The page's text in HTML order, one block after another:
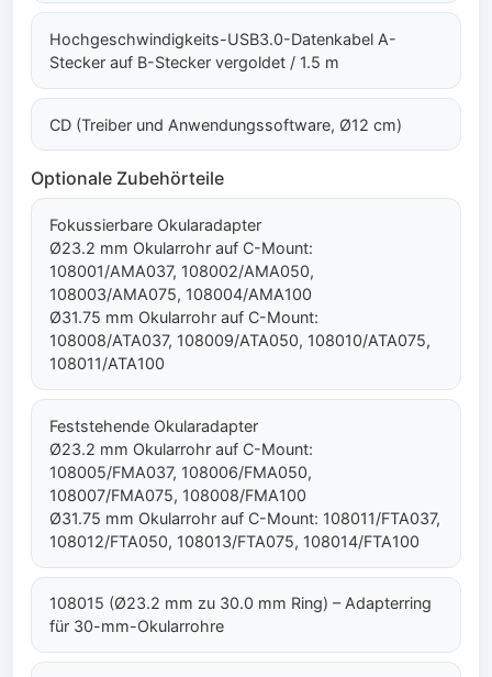
Hochgeschwindigkeits-USB3.0-Datenkabel A-
Stecker auf B-Stecker vergoldet / 1.5 m
CD (Treiber und Anwendungssoftware, Ø12 cm)
Optionale Zubehörteile
Fokussierbare Okularadapter
Ø23.2 mm Okularrohr auf C-Mount:
108001/AMA037, 108002/AMA050,
108003/AMA075, 108004/AMA100
Ø31.75 mm Okularrohr auf C-Mount:
108008/ATA037, 108009/ATA050, 108010/ATA075,
108011/ATA100
Feststehende Okularadapter
Ø23.2 mm Okularrohr auf C-Mount:
108005/FMA037, 108006/FMA050,
108007/FMA075, 108008/FMA100
Ø31.75 mm Okularrohr auf C-Mount: 108011/FTA037,
108012/FTA050, 108013/FTA075, 108014/FTA100
108015 (Ø23.2 mm zu 30.0 mm Ring) – Adapterring
für 30-mm-Okularrohre